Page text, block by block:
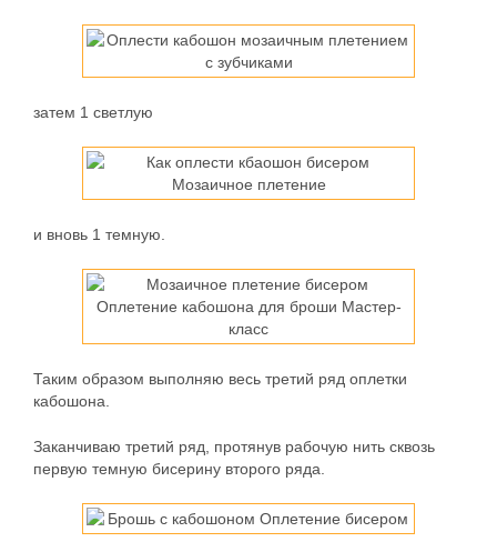
затем 1 светлую
и вновь 1 темную.
Таким образом выполняю весь третий ряд оплетки
кабошона.
Заканчиваю третий ряд, протянув рабочую нить сквозь
первую темную бисерину второго ряда.